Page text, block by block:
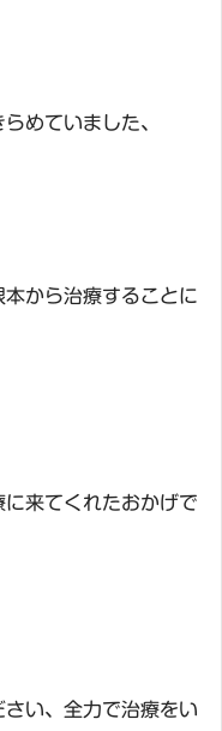
めていました、
から治療することに
来てくれたおかげで
い、全力で治療をい